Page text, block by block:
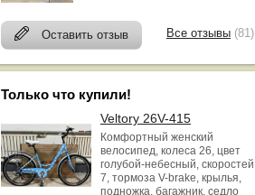
Оставить отзыв Все отзывы (81)
Только что купили!
Veltory 26V-415
Комфортный женский
велосипед, колеса 26, цвет
голубой-небесный, скоростей
7, тормоза V-brake, крылья,
подножка, багажник, седло